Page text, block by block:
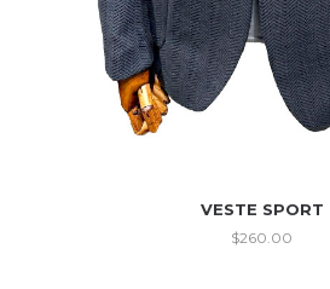
VESTE SPORT
$260.00